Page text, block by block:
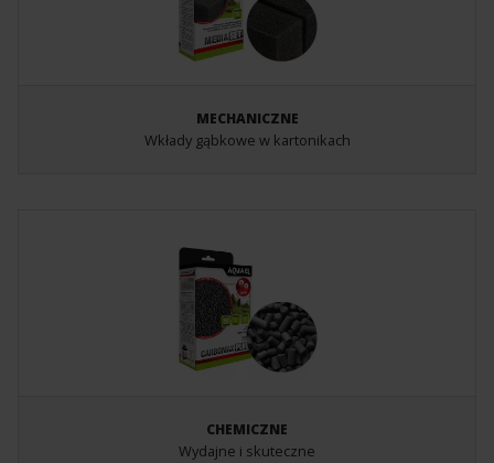
MECHANICZNE
Wkłady gąbkowe w kartonikach
CHEMICZNE
Wydajne i skuteczne